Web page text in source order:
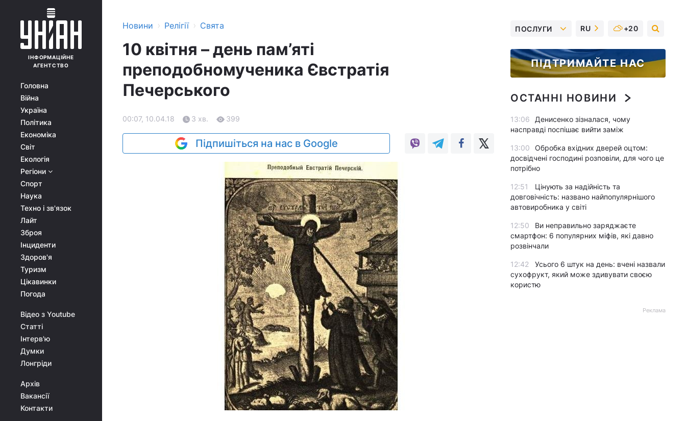
ІНФОРМАЦІЙНЕ
АГЕНТСТВО
Головна
Війна
Україна
Політика
Економіка
Світ
Екологія
Регіони
Спорт
Наука
Техно і зв'язок
Лайт
Зброя
Інциденти
Здоров'я
Туризм
Цікавинки
Погода
Відео з Youtube
Статті
Інтерв'ю
Думки
Лонгріди
Архів
Вакансії
Контакти
Новини › Релігії › Свята
10 квітня – день пам’яті
преподобномученика Євстратія
Печерського
00:07, 10.04.18 3 хв. 399
Підпишіться на нас в Google
ПОСЛУГИ RU +20
ПІДТРИМАЙТЕ НАС
ОСТАННІ НОВИНИ
13:06
Денисенко зізналася, чому
насправді поспішає вийти заміж
13:00
Обробка вхідних дверей оцтом:
досвідчені господині розповіли, для чого це
потрібно
12:51
Цінують за надійність та
довговічність: названо найпопулярнішого
автовиробника у світі
12:50
Ви неправильно заряджаєте
смартфон: 6 популярних міфів, які давно
розвінчали
12:42
Усього 6 штук на день: вчені назвали
сухофрукт, який може здивувати своєю
користю
Реклама